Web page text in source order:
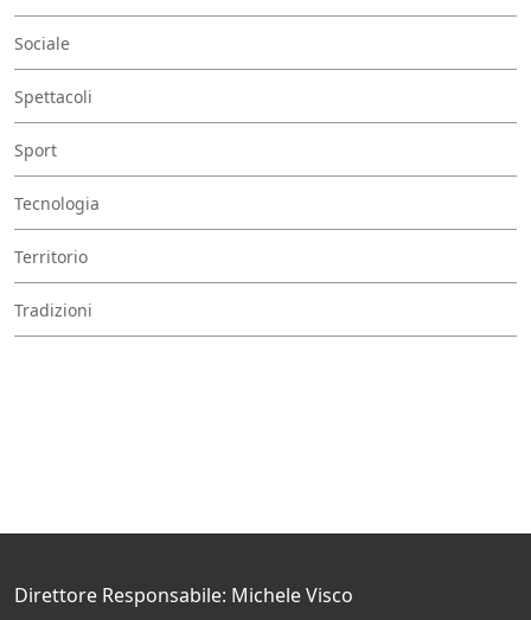
Sociale
Spettacoli
Sport
Tecnologia
Territorio
Tradizioni
Direttore Responsabile: Michele Visco